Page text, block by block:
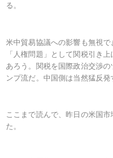
る。
米中貿易協議への影響も無視
「人権問題」として関税引き
あろう。関税を国際政治交渉
ンプ流だ。中国側は当然猛反発
ここまで読んで、昨日の米国
た。